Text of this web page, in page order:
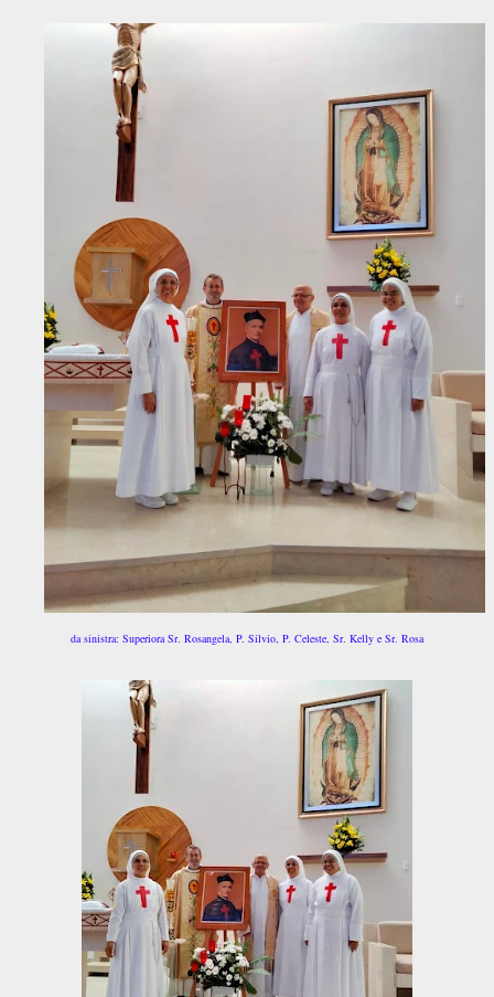
da sinistra: Superiora Sr. Rosangela, P. Silvio, P. Celeste, Sr. Kelly e Sr. Rosa